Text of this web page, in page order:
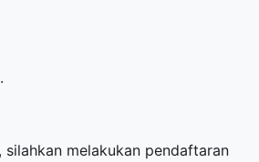
melakukan pendaftaran